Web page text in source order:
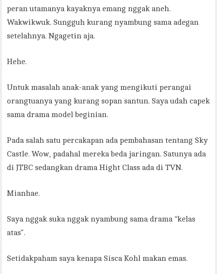
peran utamanya kayaknya emang nggak aneh.
Wakwikwuk. Sungguh kurang nyambung sama adegan
setelahnya. Ngagetin aja.
Hehe.
Untuk masalah anak-anak yang mengikuti perangai
orangtuanya yang kurang sopan santun. Saya udah capek
sama drama model beginian.
Pada salah satu percakapan ada pembahasan tentang Sky
Castle. Wow, padahal mereka beda jaringan. Satunya ada
di JTBC sedangkan drama Hight Class ada di TVN.
Mianhae.
Saya nggak suka nggak nyambung sama drama “kelas
atas”.
Setidakpaham saya kenapa Sisca Kohl makan emas.